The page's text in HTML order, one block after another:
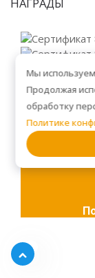
Мы
Продолжая
обработку
Политике